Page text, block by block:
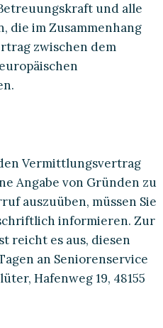
und alle
die im Zusammenhang
zwischen dem
Vermittlungsvertrag
Angabe von Gründen zu
auszuüben, müssen Sie
informieren. Zur
reicht es aus, diesen
an Seniorenservice
Hafenweg 19, 48155